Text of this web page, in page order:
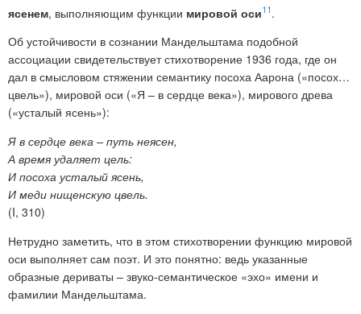
ясенем, выполняющим функции мировой оси11.
Об устойчивости в сознании Мандельштама подобной
ассоциации свидетельствует стихотворение 1936 года, где он
дал в смысловом стяжении семантику посоха Аарона («посох…
цвель»), мировой оси («Я – в сердце века»), мирового древа
(«усталый ясень»):
Я в сердце века – путь неясен,
А время удаляет цель:
И посоха усталый ясень,
И меди нищенскую цвель.
(I, 310)
Нетрудно заметить, что в этом стихотворении функцию мировой
оси выполняет сам поэт. И это понятно: ведь указанные
образные дериваты – звуко-семантическое «эхо» имени и
фамилии Мандельштама.